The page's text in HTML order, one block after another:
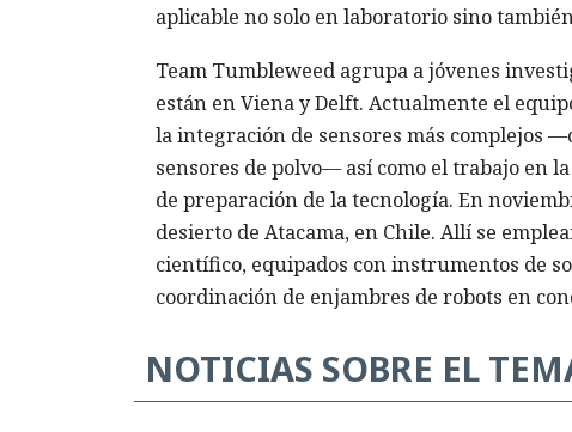
aplicable no solo en laboratorio sino
Team Tumbleweed agrupa a jóvenes
están en Viena y Delft. Actualmente el
la integración de sensores más complejos
sensores de polvo— así como el trabajo en
de preparación de la tecnología. En
desierto de Atacama, en Chile. Allí se
científico, equipados con instrumentos de
coordinación de enjambres de robots en
NOTICIAS SOBRE EL